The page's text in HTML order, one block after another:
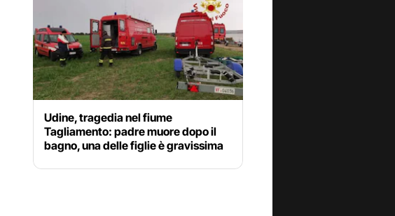
Udine, tragedia nel fiume
Tagliamento: padre muore dopo il
bagno, una delle figlie è gravissima